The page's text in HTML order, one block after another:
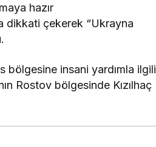
hazır
dikkati çekerek “Ukrayna
bölgesine insani yardımla ilgili
Rostov bölgesinde Kızılhaç